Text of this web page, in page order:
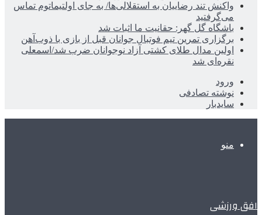
واکنش تند رضاییان به استقلالی‌ها/ به جای اولتیماتوم تماس
می‌گرفتید
باشگاه گل گهر: حقانیت ما اثبات شد
برگزاری تمرین تیم فوتبال جوانان قبل از بازی با ذوب‌آهن
اولین مدال طلای کشتی آزاد نوجوانان ضرب شد/اسمعلی
نقره‌ای شد
ورود
نوشته تصادفی
سایدبار
منو
افق ورزشی